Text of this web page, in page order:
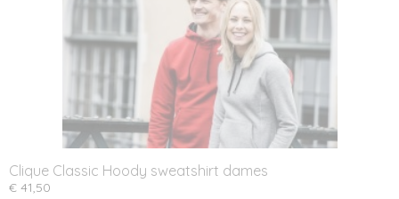
Clique Classic Hoody sweatshirt dames
€ 41,50